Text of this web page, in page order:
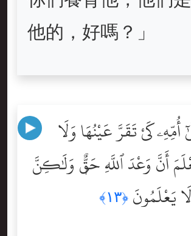
他的，好嗎？」
أُمِّهِۦ كَىْ تَقَرَّ عَيْنُهَا وَلَا
أَنَّ وَعْدَ ٱللَّهِ حَقٌّۭ وَلَٰكِنَّ
يَعْلَمُونَ ﴿١٣﴾